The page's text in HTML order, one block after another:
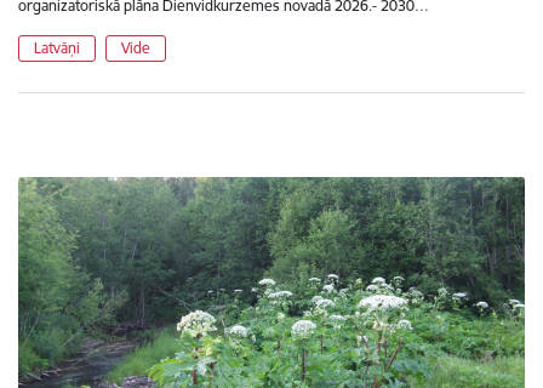
organizatoriskā plāna Dienvidkurzemes novadā 2026.- 2030…
Latvāņi Vide